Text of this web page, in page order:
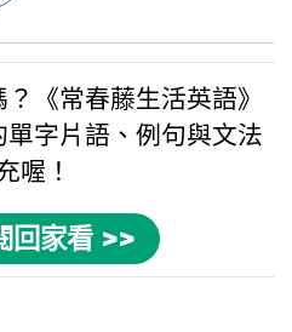
？《常春藤生活英語》
單字片語 、例句與文法
喔！
回家看 >>